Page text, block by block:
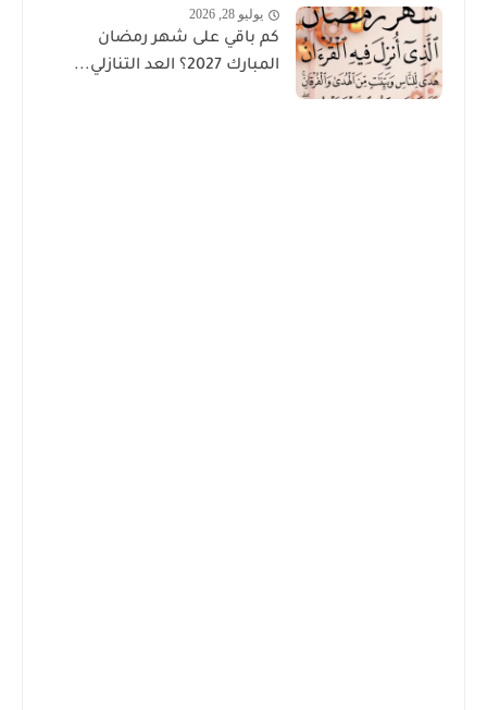
يوليو 28, 2026
كم باقي على شهر رمضان
المبارك 2027؟ العد التنازلي...